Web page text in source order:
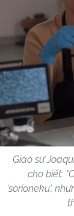
Giáo sư
cho biết:
'sorioneku',